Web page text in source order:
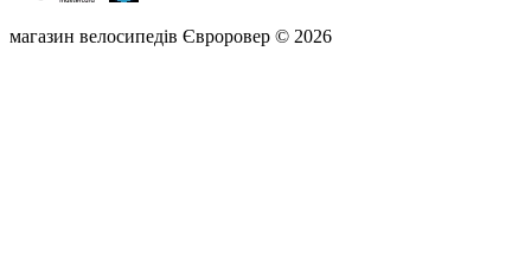
магазин велосипедів Євроровер © 2026